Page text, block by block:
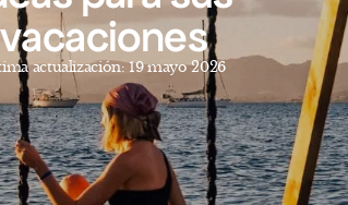
vacaciones
actualización: 19 mayo 2026